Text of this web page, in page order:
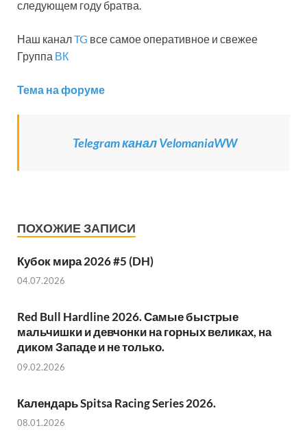
следующем году братва.
Наш каналTG все самое оперативное и свежее
Группа ВК
Тема на форуме
Telegram канал VelomaniaWW
ПОХОЖИЕ ЗАПИСИ
Кубок мира 2026 #5 (DH)
04.07.2026
Red Bull Hardline 2026. Самые быстрые
мальчишки и девчонки на горных великах, на
диком Западе и не только.
09.02.2026
Календарь Spitsa Racing Series 2026.
08.01.2026